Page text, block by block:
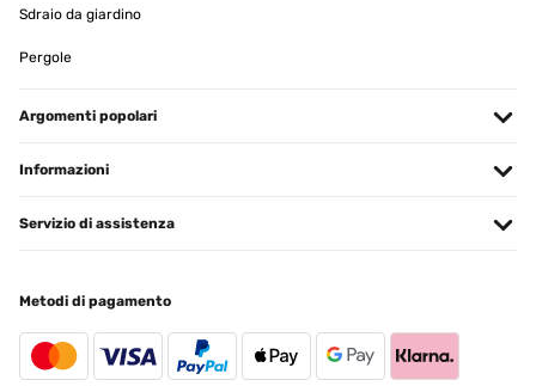
Sdraio da giardino
Pergole
Argomenti popolari
Informazioni
Servizio di assistenza
Metodi di pagamento